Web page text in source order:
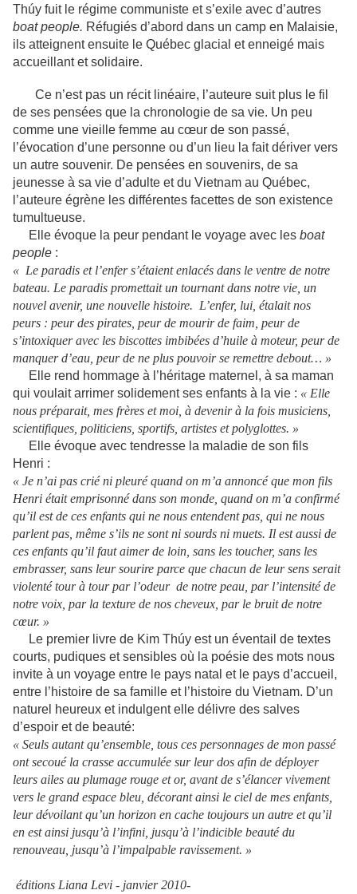
Thúy fuit le régime communiste et s’exile avec d’autres
boat people. Réfugiés d’abord dans un camp en Malaisie,
ils atteignent ensuite le Québec glacial et enneigé mais
accueillant et solidaire.
Ce n’est pas un récit linéaire, l’auteure suit plus le fil
de ses pensées que la chronologie de sa vie. Un peu
comme une vieille femme au cœur de son passé,
l’évocation d’une personne ou d’un lieu la fait dériver vers
un autre souvenir. De pensées en souvenirs, de sa
jeunesse à sa vie d’adulte et du Vietnam au Québec,
l’auteure égrène les différentes facettes de son existence
tumultueuse.
Elle évoque la peur pendant le voyage avec les boat
people :
« Le paradis et l’enfer s’étaient enlacés dans le ventre de notre
bateau. Le paradis promettait un tournant dans notre vie, un
nouvel avenir, une nouvelle histoire. L’enfer, lui, étalait nos
peurs : peur des pirates, peur de mourir de faim, peur de
s’intoxiquer avec les biscottes imbibées d’huile à moteur, peur de
manquer d’eau, peur de ne plus pouvoir se remettre debout… »
Elle rend hommage à l’héritage maternel, à sa maman
qui voulait arrimer solidement ses enfants à la vie : « Elle
nous préparait, mes frères et moi, à devenir à la fois musiciens,
scientifiques, politiciens, sportifs, artistes et polyglottes. »
Elle évoque avec tendresse la maladie de son fils
Henri :
« Je n’ai pas crié ni pleuré quand on m’a annoncé que mon fils
Henri était emprisonné dans son monde, quand on m’a confirmé
qu’il est de ces enfants qui ne nous entendent pas, qui ne nous
parlent pas, même s’ils ne sont ni sourds ni muets. Il est aussi de
ces enfants qu’il faut aimer de loin, sans les toucher, sans les
embrasser, sans leur sourire parce que chacun de leur sens serait
violenté tour à tour par l’odeur de notre peau, par l’intensité de
notre voix, par la texture de nos cheveux, par le bruit de notre
cœur. »
Le premier livre de Kim Thúy est un éventail de textes
courts, pudiques et sensibles où la poésie des mots nous
invite à un voyage entre le pays natal et le pays d’accueil,
entre l’histoire de sa famille et l’histoire du Vietnam. D’un
naturel heureux et indulgent elle délivre des salves
d’espoir et de beauté:
« Seuls autant qu’ensemble, tous ces personnages de mon passé
ont secoué la crasse accumulée sur leur dos afin de déployer
leurs ailes au plumage rouge et or, avant de s’élancer vivement
vers le grand espace bleu, décorant ainsi le ciel de mes enfants,
leur dévoilant qu’un horizon en cache toujours un autre et qu’il
en est ainsi jusqu’à l’infini, jusqu’à l’indicible beauté du
renouveau, jusqu’à l’impalpable ravissement. »
éditions Liana Levi - janvier 2010-